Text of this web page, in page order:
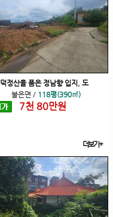
덕정산을 품은 정남향 입지, 도
불은면 / 118평(390㎡)
7천 80만원
더보기+